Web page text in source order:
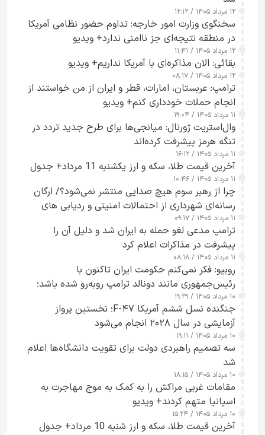
۱۲ مرداد ۱۴۰۵ / ۱۲:۱۲
سخنگوی وزارت امور خارجه: تداوم حضور نظامی آمریکا
در منطقه نتیجه‌ای جز ناامنی ندارد+ ویدیو
۱۲ مرداد ۱۴۰۵ / ۱۱:۴۱
بقائی: الان مذاکره‌ای با آمریکا نداریم+ ویدیو
۱۲ مرداد ۱۴۰۵ / ۰۸:۱۷
ترامپ: عربستان، امارات، قطر و ایران از من خواستند از
انجام حملات خودداری کنم+ ویدیو
۱۱ مرداد ۱۴۰۵ / ۱۹:۰۴
وال‌استریت ژورنال: میانجی‌ها برای طرح جدید تردد در
تنگه هرمز پیشرفت کرده‌اند
۱۱ مرداد ۱۴۰۵ / ۱۶:۱۲
آخرین قیمت طلا، سکه و ارز یکشنبه 11 مرداد+ جدول
۱۱ مرداد ۱۴۰۵ / ۱۰:۴۶
چرا از رهبر سوم هیچ صدایی منتشر نمی‌شود؟/ ارگان
رسانه‌ای شهرداری از احتمالات امنیتی و ردیابی های
جاسوسی گفت
۱۱ مرداد ۱۴۰۵ / ۰۹:۱۷
ترامپ مدعی لغو حمله به ایران شد و دلیل آن را
پیشرفت در مذاکرات اعلام کرد
۱۱ مرداد ۱۴۰۵ / ۰۸:۱۸
روبیو: فکر نمی‌کنم حکومت ایران تاکنون با
رئیس‌جمهوری مانند دونالد ترامپ روبه‌رو شده باشد؛
کسی که واقعاً دست به اقدام می‌زند
۱۰ مرداد ۱۴۰۵ / ۱۹:۲۹
جنگنده نسل ششم آمریکا F-۴۷؛ نخستین پرواز
آزمایشی در سال ۲۰۲۸ انجام می‌شود
۱۰ مرداد ۱۴۰۵ / ۱۹:۱۱
سه تصمیم راهبردی دولت برای تقویت دانشگاه‌ها اعلام
شد
۱۰ مرداد ۱۴۰۵ / ۱۸:۱۵
مقامات غربی مراکش را به کمک به موج مهاجرت به
اسپانیا متهم کردند+ ویدیو
۱۰ مرداد ۱۴۰۵ / ۱۵:۲۴
آخرین قیمت طلا، سکه و ارز شنبه 10 مرداد+ جدول